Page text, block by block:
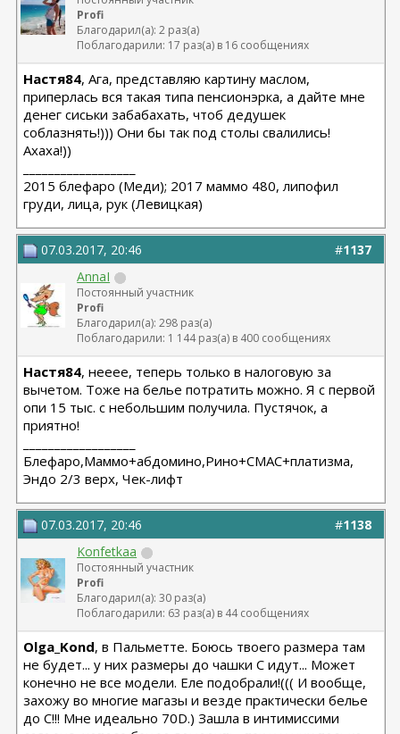
Profi
Благодарил(а): 2 раз(а)
Поблагодарили: 17 раз(а) в 16 сообщениях
Настя84, Ага, представляю картину маслом,
приперлась вся такая типа пенсионэрка, а дайте мне
денег сиськи забабахать, чтоб дедушек
соблазнять!))) Они бы так под столы свалились!
Ахаха!))
2015 блефаро (Меди); 2017 маммо 480, липофил
груди, лица, рук (Левицкая)
#1137
07.03.2017, 20:46
AnnaI
Постоянный участник
Profi
Благодарил(а): 298 раз(а)
Поблагодарили: 1 144 раз(а) в 400 сообщениях
Настя84, нееее, теперь только в налоговую за
вычетом. Тоже на белье потратить можно. Я с первой
опи 15 тыс. с небольшим получила. Пустячок, а
приятно!
Блефаро,Маммо+абдомино,Рино+СМАС+платизма,
Эндо 2/3 верх, Чек-лифт
#1138
07.03.2017, 20:46
Konfetkaa
Постоянный участник
Profi
Благодарил(а): 30 раз(а)
Поблагодарили: 63 раз(а) в 44 сообщениях
Olga_Kond, в Пальметте. Боюсь твоего размера там
не будет... у них размеры до чашки С идут... Может
конечно не все модели. Еле подобрали!((( И вообще,
захожу во многие магазы и везде практически белье
до С!!! Мне идеально 70D.) Зашла в интимиссими